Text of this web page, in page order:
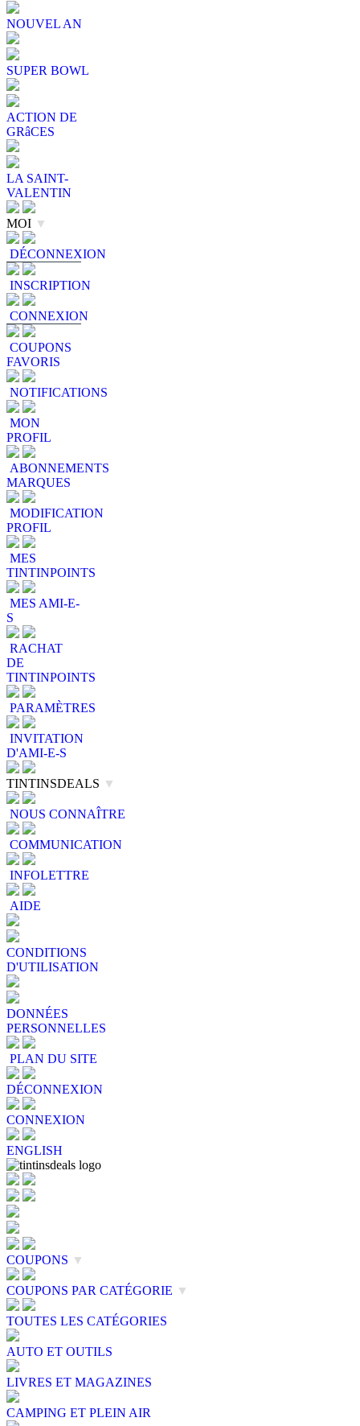
NOUVEL AN
SUPER BOWL
ACTION DE
GRâCES
LA SAINT-
VALENTIN
MOI ▼
DÉCONNEXION
INSCRIPTION
CONNEXION
COUPONS
FAVORIS
NOTIFICATIONS
MON
PROFIL
ABONNEMENTS
MARQUES
MODIFICATION
PROFIL
MES
TINTINPOINTS
MES AMI-E-
S
RACHAT
DE
TINTINPOINTS
PARAMÈTRES
INVITATION
D'AMI-E-S
TINTINSDEALS ▼
NOUS CONNAÎTRE
COMMUNICATION
INFOLETTRE
AIDE
CONDITIONS
D'UTILISATION
DONNÉES
PERSONNELLES
PLAN DU SITE
DÉCONNEXION
CONNEXION
ENGLISH
COUPONS ▼
COUPONS PAR CATÉGORIE ▼
TOUTES LES CATÉGORIES
AUTO ET OUTILS
LIVRES ET MAGAZINES
CAMPING ET PLEIN AIR